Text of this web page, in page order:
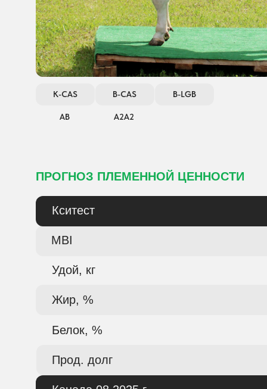
ПРОГНОЗ ПЛЕМЕННОЙ ЦЕННОСТИ
B-LGB
А2А2
АB
B-CAS
K-CAS
Прод. долг
Белок, %
Жир, %
Удой, кг
MBI
Кситест